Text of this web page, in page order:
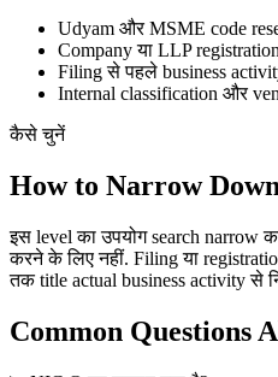
Udyam और MSME code
Company या LLP
Filing से पहले business
Internal classification और
कैसे चुनें
How to Narrow
इस level का उपयोग search narrow
करने के लिए नहीं. Filing या
तक title actual business activity से
Common Questions